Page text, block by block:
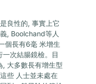
良性的, 事實上它
, Boolchand等人
個長有6毫 米增生
次結腸鏡檢。目
, 大多數長有增生型
些 人士並未處在